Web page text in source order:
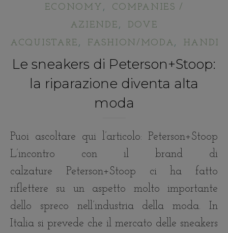
ECONOMY ,
COMPANIES /
AZIENDE ,
DOVE
ACQUISTARE , FASHION/MODA,
Le sneakers di Peterson+Stoop:
la riparazione diventa alta
moda
Puoi ascoltare qui l’articolo: Peterson+Stoop
L’incontro con il brand di
calzature Peterson+Stoop ci ha fatto
riflettere su un aspetto molto importante
dello spreco nell’industria della moda. In
Italia si prevede che il mercato delle sneakers